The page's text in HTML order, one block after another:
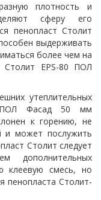
плотность и
сферу его
пенопласт Столит
выдерживать
более чем на
Столит EPS-80 ПОЛ
утеплительных
ПОЛ Фасад 50 мм
к горению, не
и может послужить
Столит следует
дополнительных
клеевую смесь, но
пенопласта Столит-